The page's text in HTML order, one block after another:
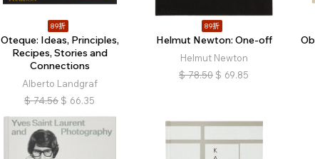
89折
Oteque: Ideas, Principles,
Recipes, Stories and
Connections
Alberto Landgraf
$ 74.56 $ 66.35
89折
Helmut Newton: One-off
Helmut Newton
$ 78.50 $ 69.85